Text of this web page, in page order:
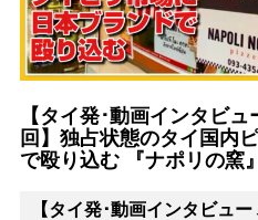
【タイ発･動画インタビ
回】独占状態のタイ国内
で殴り込む 『ナポリの窯
【タイ発･動画インタビュー